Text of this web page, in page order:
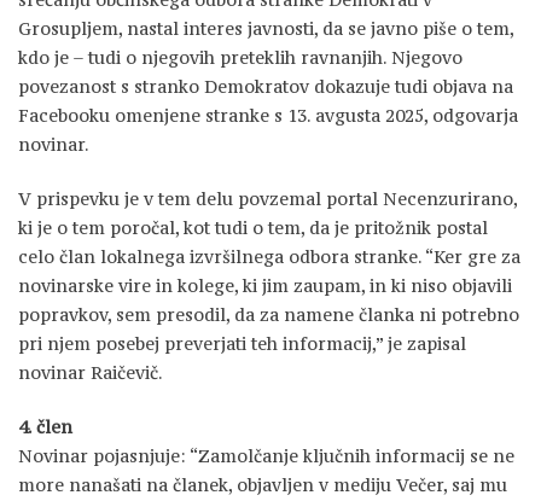
Grosupljem, nastal interes javnosti, da se javno piše o tem,
kdo je – tudi o njegovih preteklih ravnanjih. Njegovo
povezanost s stranko Demokratov dokazuje tudi objava na
Facebooku omenjene stranke s 13. avgusta 2025, odgovarja
novinar.
V prispevku je v tem delu povzemal portal Necenzurirano,
ki je o tem poročal, kot tudi o tem, da je pritožnik postal
celo član lokalnega izvršilnega odbora stranke. “Ker gre za
novinarske vire in kolege, ki jim zaupam, in ki niso objavili
popravkov, sem presodil, da za namene članka ni potrebno
pri njem posebej preverjati teh informacij,” je zapisal
novinar Raičevič.
4. člen
Novinar pojasnjuje: “Zamolčanje ključnih informacij se ne
more nanašati na članek, objavljen v mediju Večer, saj mu